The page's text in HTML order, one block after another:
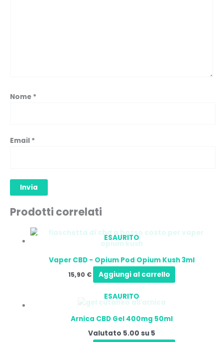
Nome *
Email *
Prodotti correlati
ESAURITO
Vaper CBD - Opium Pod Opium Kush 3ml
15,90 € Aggiungi al carrello
ESAURITO
Arnica CBD Gel 400mg 50ml
Valutato 5.00 su 5